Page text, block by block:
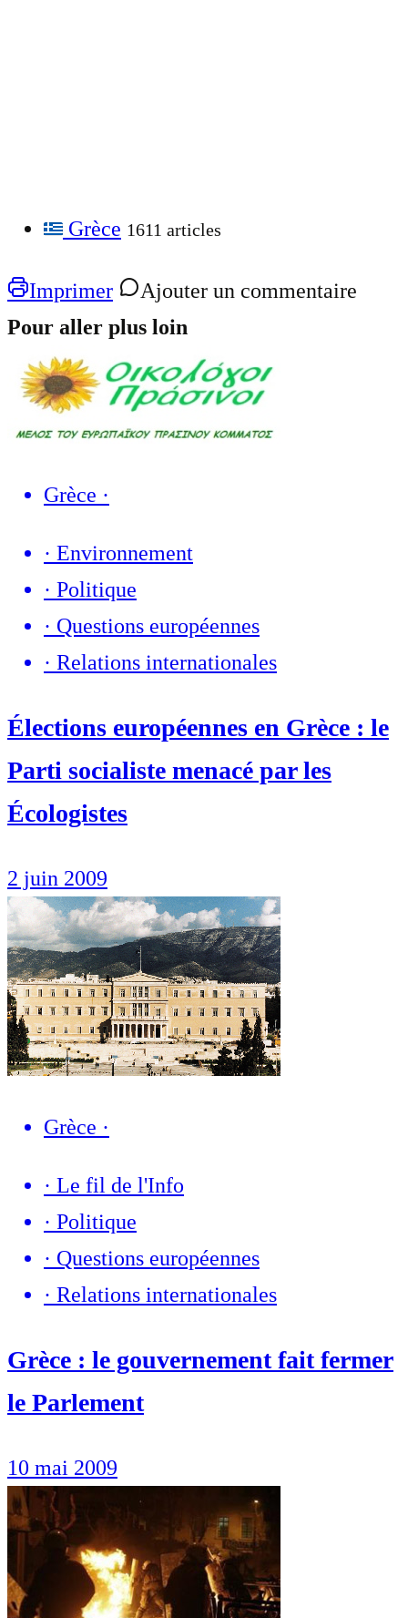
Grèce 1611 articles
Imprimer
Ajouter un commentaire
Pour aller plus loin
Grèce ·
· Environnement
· Politique
· Questions européennes
· Relations internationales
Élections européennes en Grèce : le
Parti socialiste menacé par les
Écologistes
2 juin 2009
Grèce ·
· Le fil de l'Info
· Politique
· Questions européennes
· Relations internationales
Grèce : le gouvernement fait fermer
le Parlement
10 mai 2009